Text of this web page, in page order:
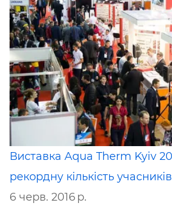
Виставка Aqua Therm Kyiv
рекордну кількість учасників
6 черв. 2016 р.